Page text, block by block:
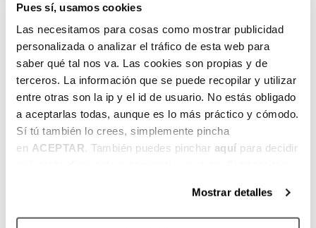
Pues sí, usamos cookies
Las necesitamos para cosas como mostrar publicidad
personalizada o analizar el tráfico de esta web para
saber qué tal nos va. Las cookies son propias y de
terceros. La información que se puede recopilar y utilizar
entre otras son la ip y el id de usuario. No estás obligado
a aceptarlas todas, aunque es lo más práctico y cómodo.
Sí tú también lo crees, simplemente pincha
en ACEPTAR. También puedes pinchar aquí para decidir
Mostrar detalles
El resto de premios se decidirán por sorteo.
Colaboran Vueling, Takeabuey, Hotel Gran
Bilbao y Glovo